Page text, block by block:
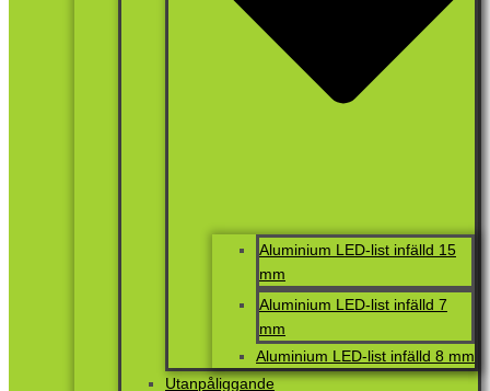
Aluminium LED-list infälld 15
mm
Aluminium LED-list infälld 7
mm
Aluminium LED-list infälld 8 mm
Utanpåliggande